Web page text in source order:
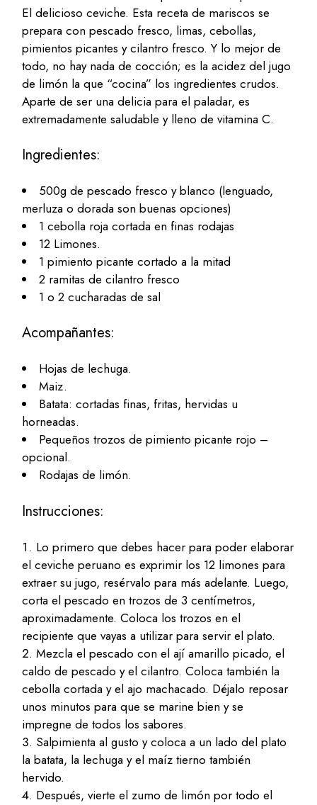
El delicioso ceviche. Esta receta de mariscos se
prepara con pescado fresco, limas, cebollas,
pimientos picantes y cilantro fresco. Y lo mejor de
todo, no hay nada de cocción; es la acidez del jugo
de limón la que “cocina” los ingredientes crudos.
Aparte de ser una delicia para el paladar, es
extremadamente saludable y lleno de vitamina C.
Ingredientes:
500g de pescado fresco y blanco (lenguado,
merluza o dorada son buenas opciones)
1 cebolla roja cortada en finas rodajas
12 Limones.
1 pimiento picante cortado a la mitad
2 ramitas de cilantro fresco
1 o 2 cucharadas de sal
Acompañantes:
Hojas de lechuga.
Maiz.
Batata: cortadas finas, fritas, hervidas u
horneadas.
Pequeños trozos de pimiento picante rojo –
opcional.
Rodajas de limón.
Instrucciones:
Lo primero que debes hacer para poder elaborar
el ceviche peruano es exprimir los 12 limones para
extraer su jugo, resérvalo para más adelante. Luego,
corta el pescado en trozos de 3 centímetros,
aproximadamente. Coloca los trozos en el
recipiente que vayas a utilizar para servir el plato.
Mezcla el pescado con el ají amarillo picado, el
caldo de pescado y el cilantro. Coloca también la
cebolla cortada y el ajo machacado. Déjalo reposar
unos minutos para que se marine bien y se
impregne de todos los sabores.
Salpimienta al gusto y coloca a un lado del plato
la batata, la lechuga y el maíz tierno también
hervido.
Después, vierte el zumo de limón por todo el